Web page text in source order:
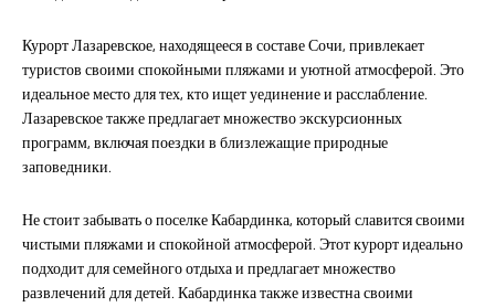
Курорт Лазаревское, находящееся в составе Сочи, привлекает
туристов своими спокойными пляжами и уютной атмосферой. Это
идеальное место для тех, кто ищет уединение и расслабление.
Лазаревское также предлагает множество экскурсионных
программ, включая поездки в близлежащие природные
заповедники.
Не стоит забывать о поселке Кабардинка, который славится своими
чистыми пляжами и спокойной атмосферой. Этот курорт идеально
подходит для семейного отдыха и предлагает множество
развлечений для детей. Кабардинка также известна своими